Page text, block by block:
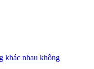
khác nhau không